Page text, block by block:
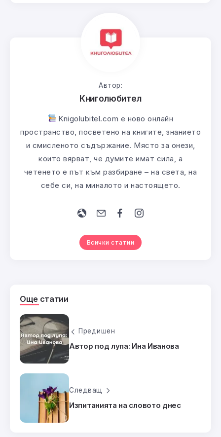
Автор:
Книголюбител
Knigolubitel.com е ново онлайн
пространство, посветено на книгите, знанието
и смисленото съдържание. Място за онези,
които вярват, че думите имат сила, а
четенето е път към разбиране – на света, на
себе си, на миналото и настоящето.
Всички статии
Още статии
Предишен
Автор под лупа: Ина Иванова
Следващ
Изпитанията на словото днес